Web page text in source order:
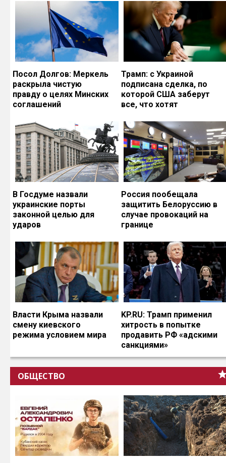
Посол Долгов: Меркель
раскрыла чистую
правду о целях Минских
соглашений
Трамп: с Украиной
подписана сделка, по
которой США заберут
все, что хотят
В Госдуме назвали
украинские порты
законной целью для
ударов
Россия пообещала
защитить Белоруссию в
случае провокаций на
границе
Власти Крыма назвали
смену киевского
режима условием мира
KP.RU: Трамп применил
хитрость в попытке
продавить РФ «адскими
санкциями»
ОБЩЕСТВО